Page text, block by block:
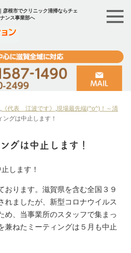
根市でクリニック清掃ならチェ
ンス事業部へ
, 《代表 江波です》 ,現場最先端(^o^)！～清
グは中止します！
グは中止します！
します！
おります。滋賀県を含む全国３９
れましたが、新型コロナウイルス
め、当事業所のスタッフで集まっ
兼ねたミーティングは５月も中止